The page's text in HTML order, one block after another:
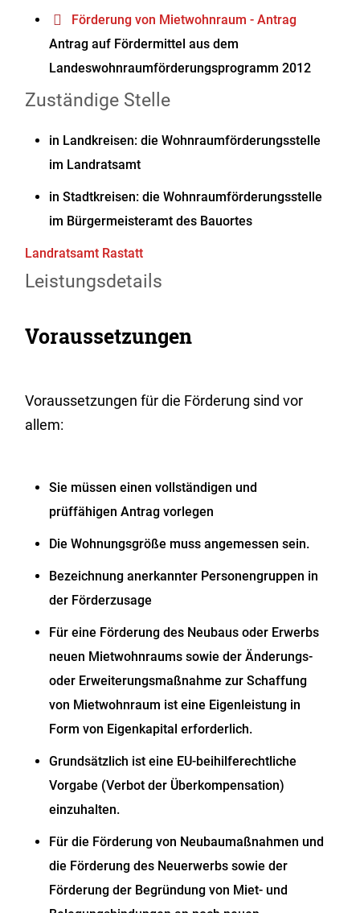
Förderung von Mietwohnraum - Antrag
Antrag auf Fördermittel aus dem
Landeswohnraumförderungsprogramm 2012
Zuständige Stelle
in Landkreisen: die Wohnraumförderungsstelle
im Landratsamt
in Stadtkreisen: die Wohnraumförderungsstelle
im Bürgermeisteramt des Bauortes
Landratsamt Rastatt
Leistungsdetails
Voraussetzungen
Voraussetzungen für die Förderung sind vor
allem:
Sie müssen einen vollständigen und
prüffähigen Antrag vorlegen
Die Wohnungsgröße muss angemessen sein.
Bezeichnung anerkannter Personengruppen in
der Förderzusage
Für eine Förderung des Neubaus oder Erwerbs
neuen Mietwohnraums sowie der Änderungs-
oder Erweiterungsmaßnahme zur Schaffung
von Mietwohnraum ist eine Eigenleistung in
Form von Eigenkapital erforderlich.
Grundsätzlich ist eine EU-beihilferechtliche
Vorgabe (Verbot der Überkompensation)
einzuhalten.
Für die Förderung von Neubaumaßnahmen und
die Förderung des Neuerwerbs sowie der
Förderung der Begründung von Miet- und